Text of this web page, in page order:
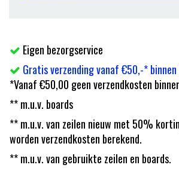
Eigen bezorgservice
Gratis verzending vanaf €50,-* binnen
*Vanaf €50,00 geen verzendkosten
** m.u.v. boards
** m.u.v. van zeilen nieuw met 50%
worden verzendkosten berekend.
** m.u.v. van gebruikte zeilen en boards.